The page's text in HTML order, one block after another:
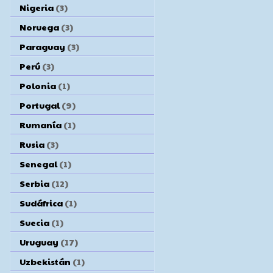
Nigeria (3)
Noruega (3)
Paraguay (3)
Perú (3)
Polonia (1)
Portugal (9)
Rumanía (1)
Rusia (3)
Senegal (1)
Serbia (12)
Sudáfrica (1)
Suecia (1)
Uruguay (17)
Uzbekistán (1)